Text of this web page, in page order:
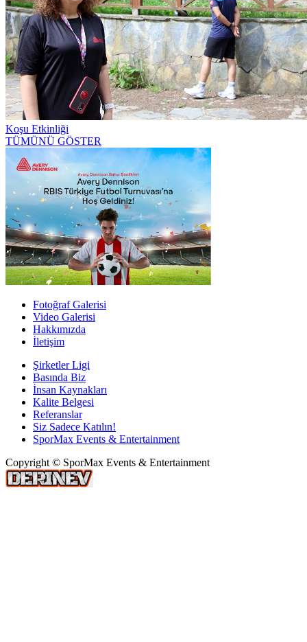
Koşu Etkinliği
TÜMÜNÜ GÖSTER
Fotoğraf Galerisi
Video Galerisi
Hakkımızda
İletişim
Şirketler Ligi
Basında Biz
İnsan Kaynakları
Kalite Belgesi
Referanslar
Siz Sadece Katılın!
SporMax Events & Entertainment
Copyright © SporMax Events & Entertainment